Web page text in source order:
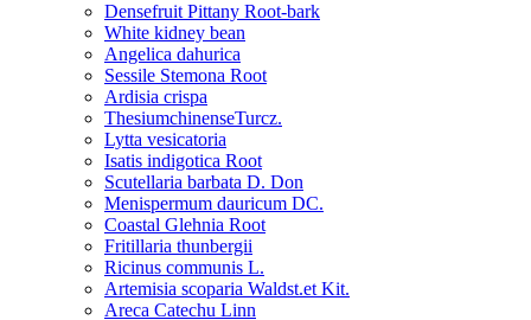
Densefruit Pittany Root-bark
White kidney bean
Angelica dahurica
Sessile Stemona Root
Ardisia crispa
ThesiumchinenseTurcz.
Lytta vesicatoria
Isatis indigotica Root
Scutellaria barbata D. Don
Menispermum dauricum DC.
Coastal Glehnia Root
Fritillaria thunbergii
Ricinus communis L.
Artemisia scoparia Waldst.et Kit.
Areca Catechu Linn